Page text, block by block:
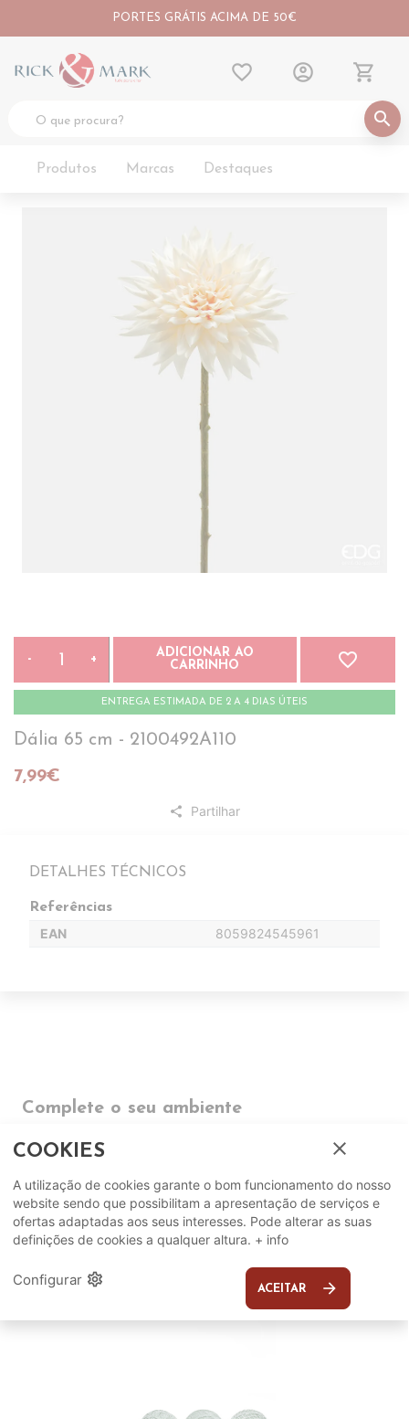
PORTES GRÁTIS ACIMA DE 50€
search
favorite_border account_circle shopping_cart
Produtos Marcas Destaques
- +
ADICIONAR AO
CARRINHO
favorite_border
ENTREGA ESTIMADA DE 2 A 4 DIAS ÚTEIS
Dália 65 cm - 2100492A110
7,99€
share Partilhar
DETALHES TÉCNICOS
Referências
EAN 8059824545961
Complete o seu ambiente
COMPLEMENTOS
SUGERIDOS
EM DESTAQUE
COOKIES close
A utilização de cookies garante o bom funcionamento do nosso
website sendo que possibilitam a apresentação de serviços e
ofertas adaptadas aos seus interesses. Pode alterar as suas
definições de cookies a qualquer altura. + info
Configurar settings ACEITAR arrow_forward